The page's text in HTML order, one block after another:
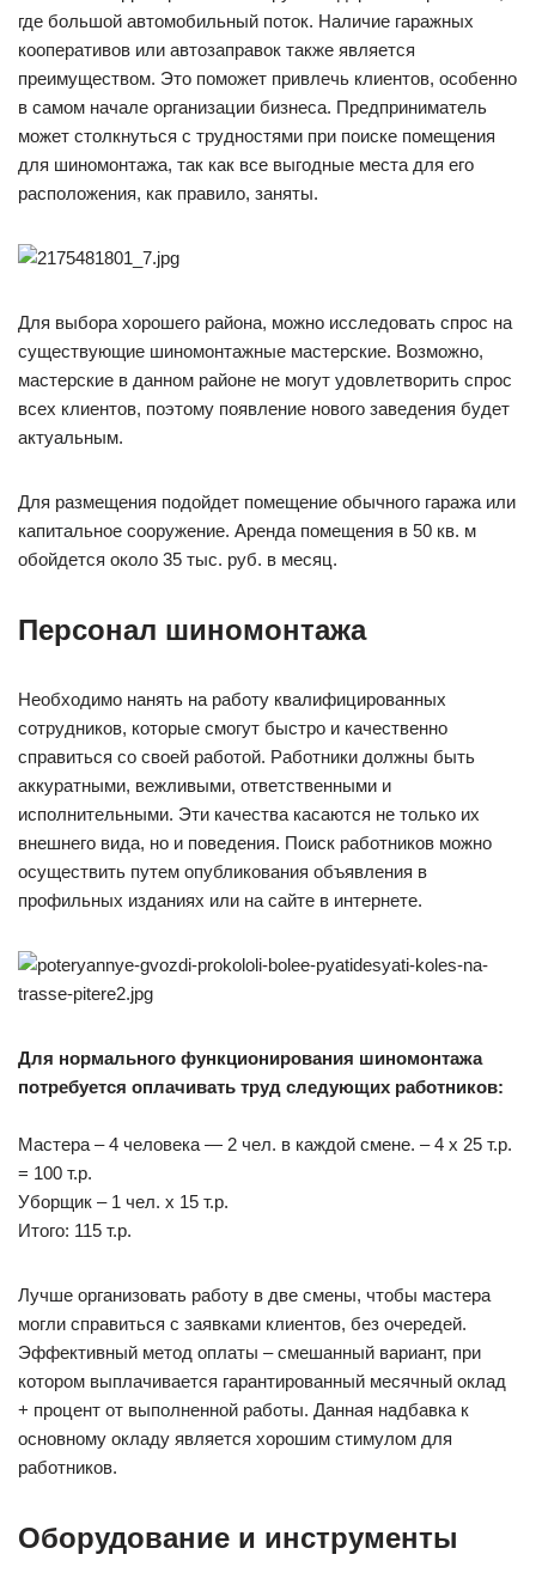
где большой автомобильный поток. Наличие гаражных
кооперативов или автозаправок также является
преимуществом. Это поможет привлечь клиентов, особенно
в самом начале организации бизнеса. Предприниматель
может столкнуться с трудностями при поиске помещения
для шиномонтажа, так как все выгодные места для его
расположения, как правило, заняты.
Для выбора хорошего района, можно исследовать спрос на
существующие шиномонтажные мастерские. Возможно,
мастерские в данном районе не могут удовлетворить спрос
всех клиентов, поэтому появление нового заведения будет
актуальным.
Для размещения подойдет помещение обычного гаража или
капитальное сооружение. Аренда помещения в 50 кв. м
обойдется около 35 тыс. руб. в месяц.
Персонал шиномонтажа
Необходимо нанять на работу квалифицированных
сотрудников, которые смогут быстро и качественно
справиться со своей работой. Работники должны быть
аккуратными, вежливыми, ответственными и
исполнительными. Эти качества касаются не только их
внешнего вида, но и поведения. Поиск работников можно
осуществить путем опубликования объявления в
профильных изданиях или на сайте в интернете.
Для нормального функционирования шиномонтажа
потребуется оплачивать труд следующих работников:
Мастера – 4 человека — 2 чел. в каждой смене. – 4 х 25 т.р.
= 100 т.р.
Уборщик – 1 чел. х 15 т.р.
Итого: 115 т.р.
Лучше организовать работу в две смены, чтобы мастера
могли справиться с заявками клиентов, без очередей.
Эффективный метод оплаты – смешанный вариант, при
котором выплачивается гарантированный месячный оклад
+ процент от выполненной работы. Данная надбавка к
основному окладу является хорошим стимулом для
работников.
Оборудование и инструменты